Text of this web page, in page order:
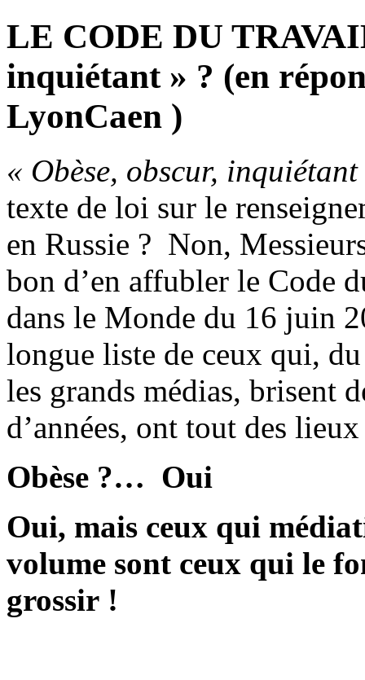
LE CODE DU
inquiétant » ? (en
LyonCaen )
« Obèse, obscur,
texte de loi sur le
en Russie ? Non,
bon d’en affubler le Code
dans le Monde du 16 juin
longue liste de ceux qui,
les grands médias, brisent
d’années, ont tout des
Obèse ?… Oui
Oui, mais ceux qui
volume sont ceux qui le
grossir !